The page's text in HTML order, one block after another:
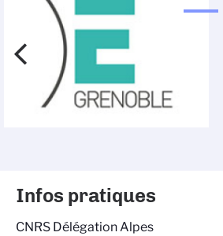
Infos pratiques
CNRS Délégation Alpes